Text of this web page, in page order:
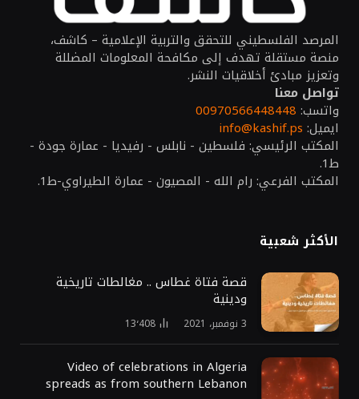
المرصد الفلسطيني للتحقق والتربية الإعلامية – كاشف،
منصة مستقلة تهدف إلى مكافحة المعلومات المضللة
وتعزيز مبادئ أخلاقيات النشر.
تواصل معنا
واتسب: 00970566448448
ايميل: info@kashif.ps
المكتب الرئيسي: فلسطين - نابلس - رفيديا - عمارة جودة -
ط1.
المكتب الفرعي: رام الله - المصيون - عمارة الطيراوي-ط1.
الأكثر شعبية
قصة فتاة غطاس .. مغالطات تاريخية
ودينية
3 نوفمبر، 2021 13٬408
Video of celebrations in Algeria
spreads as from southern Lebanon